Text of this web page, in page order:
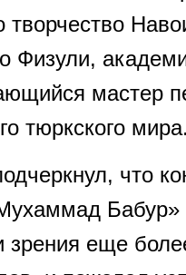
Физули,
мастер
тюркского
что
Бабур»
еще